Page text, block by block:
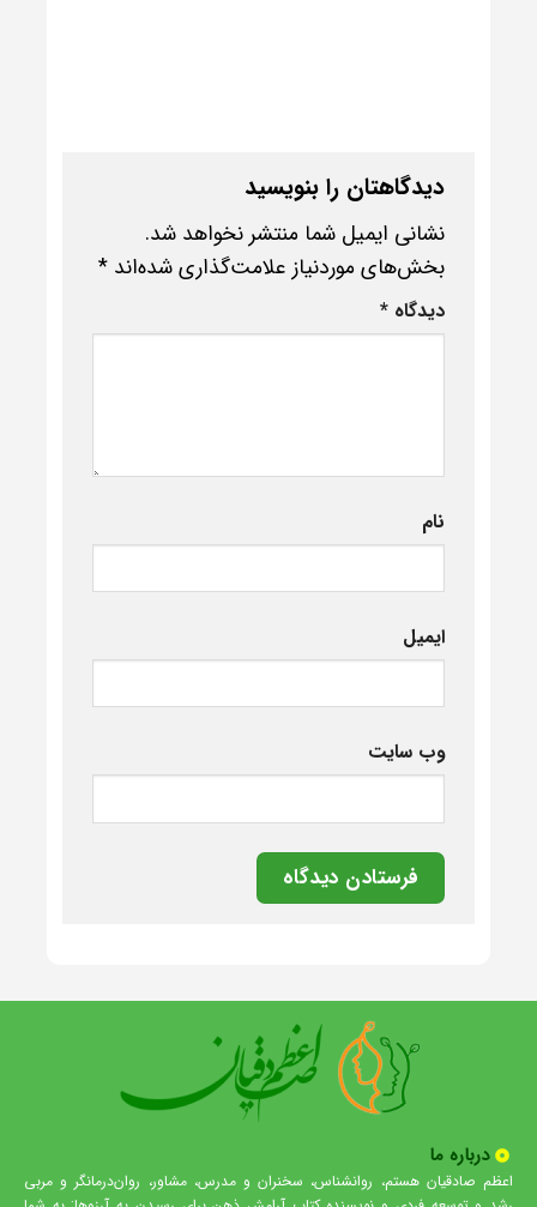
دیدگاهتان را بنویسید
نشانی ایمیل شما منتشر نخواهد شد.
بخش‌های موردنیاز علامت‌گذاری شده‌اند *
دیدگاه *
نام
ایمیل
وب‌ سایت
درباره ما
اعظم صادقیان هستم، روانشناس، سخنران و مدرس، مشاور، روان‌درمانگر و مربی